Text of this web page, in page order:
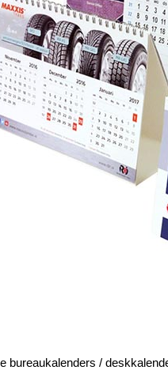
bureaukalenders /